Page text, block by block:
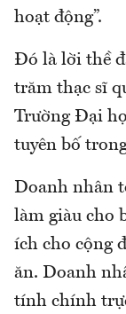
hoạt động”.
Đó là lời thề
trăm thạc sĩ
Trường Đại
tuyên bố
Doanh nhân
làm giàu cho
ích cho cộng
ăn. Doanh
tính chính